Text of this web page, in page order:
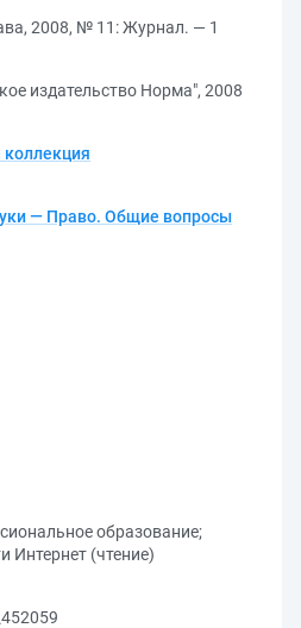
2008, № 11: Журнал. — 1
издательство Норма", 2008
— Право. Общие вопросы
образование;
Интернет (чтение)